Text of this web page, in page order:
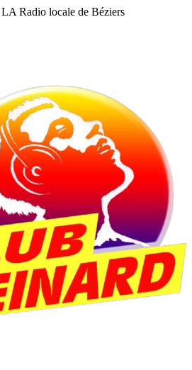
Radio locale de Béziers